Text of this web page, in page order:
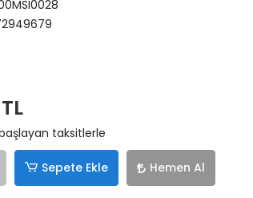
taksitlerle
Sepete Ekle Hemen Al